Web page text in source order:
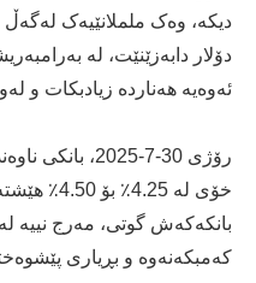
دیکە، وەک ململانێیەک
دۆلار دابەزێنێت، لە
ئەوەیە هەناردە زیادبکات و
رۆژی 30-7-
خۆی لە
بانکەکەش گوتی، مەرج نییە
کەمبکەنەوە و بڕیاری